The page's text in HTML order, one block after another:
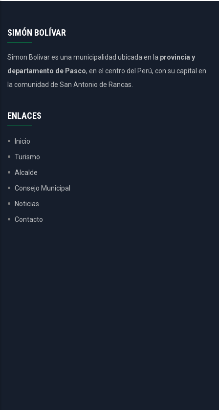
SIMÓN BOLÍVAR
Simon Bolivar es una municipalidad ubicada en la provincia y
departamento de Pasco, en el centro del Perú, con su capital en
la comunidad de San Antonio de Rancas.
ENLACES
Inicio
Turismo
Alcalde
Consejo Municipal
Noticias
Contacto